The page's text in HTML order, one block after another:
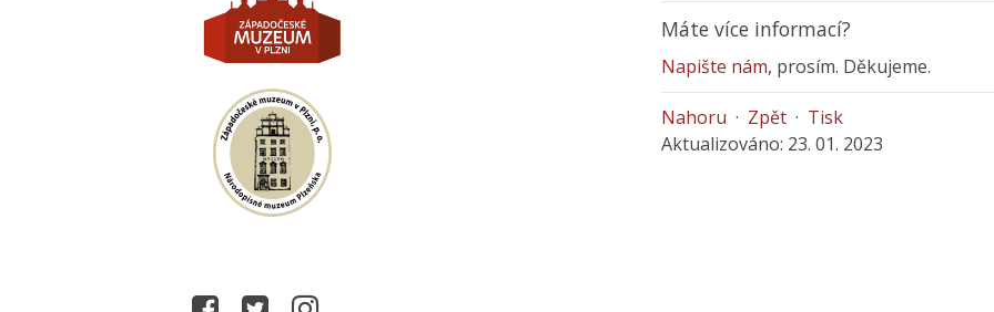
Máte více informací?
Napište nám, prosím. Děkujeme.
Nahoru · Zpět · Tisk
Aktualizováno: 23. 01. 2023